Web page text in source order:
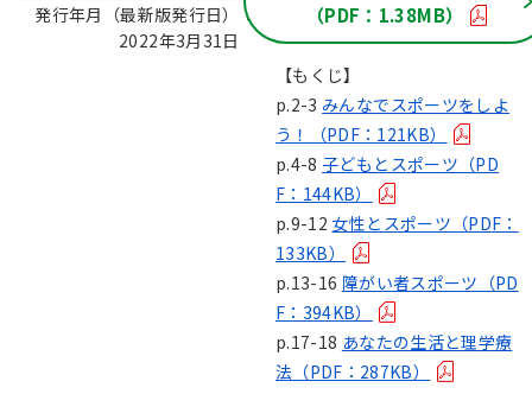
発行年月（最新版発行日）：
2022年3月31日
（PDF：1.38MB）
【もくじ】
p.2-3 みんなでスポーツをしよ
う！（PDF：121KB）
p.4-8 子どもとスポーツ（PD
F：144KB）
p.9-12 女性とスポーツ（PDF：
133KB）
p.13-16 障がい者スポーツ（PD
F：394KB）
p.17-18 あなたの生活と理学療
法（PDF：287KB）